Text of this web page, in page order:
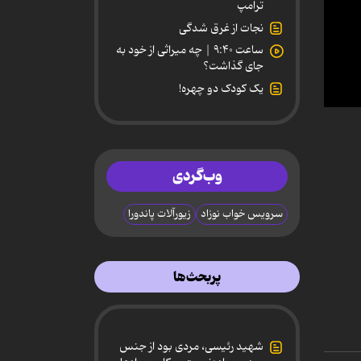
0
ترامپ
نجات از غرق شدگی
ساعت ۹:۴۰ | چه میراثی از خود به
جای گذاشت؟
یک کودک دو چهره!
وب‌گردی
سرویس خواب نوزاد زیورآلات پاندورا
پربحث‌ها
شهید رئیسی، مردی بود از جنس